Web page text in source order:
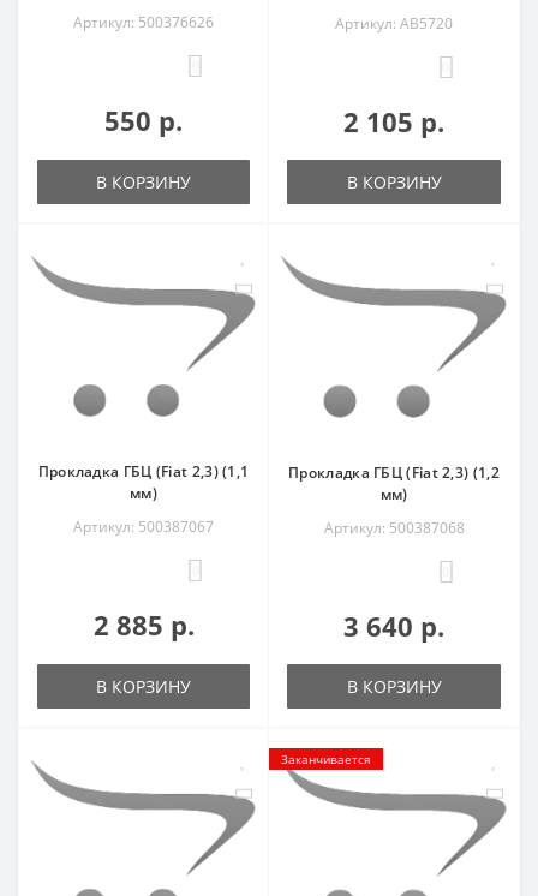
Артикул: 500376626
550 р.
В КОРЗИНУ
Артикул: AB5720
2 105 р.
В КОРЗИНУ
Прокладка ГБЦ (Fiat 2,3) (1,1
мм)
Артикул: 500387067
2 885 р.
В КОРЗИНУ
Прокладка ГБЦ (Fiat 2,3) (1,2
мм)
Артикул: 500387068
3 640 р.
В КОРЗИНУ
Заканчивается